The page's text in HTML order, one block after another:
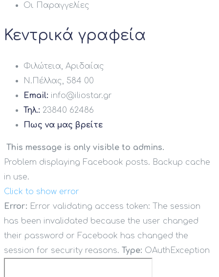
Οι Παραγγελίες
Κεντρικά γραφεία
Φιλώτεια, Αριδαίας
Ν.Πέλλας, 584 00
Email: info@iliostar.gr
Τηλ.: 23840 62486
Πως να μας βρείτε
This message is only visible to admins.
Problem displaying Facebook posts. Backup cache
in use.
Click to show error
Error: Error validating access token: The session
has been invalidated because the user changed
their password or Facebook has changed the
session for security reasons. Type: OAuthException